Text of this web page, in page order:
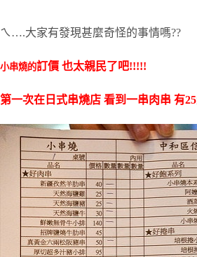
ㄟ….大家有發現甚麼奇怪的事情嗎??
小串燒的訂價 也太親民了吧!!!!!
第一次在日式串燒店 看到 一串肉串 有